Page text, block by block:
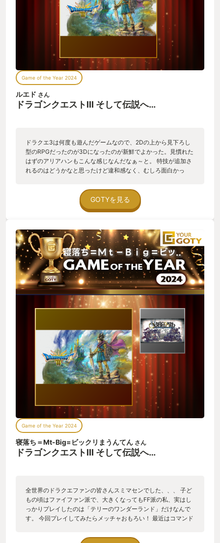
Game of the Year 2024
ルエド さん
ドラゴンクエストIII そして伝説へ…
ドラクエ3は何度も遊んだゲームなので、2Dの上から見下ろし
型のRPGだったのが3Dになったのが新鮮でよかった。見慣れた
はずのアリアハンもこんな感じなんだなぁ～と。 特技が追加さ
れるのはどうかなと思ったけど違和感なく、むしろ面白かっ
エンディングのアレだったり驚きも多かった。 隠しダンジョン
の一部に思うところありだったけど、知恵と工夫で攻略できた
し普段やらない立ち回りで面白かった。 あととりあえずまもの
GOTYを見る
Game of the Year 2024
寝落ち＝Mt-Big=ビックリまうんてん さん
ドラゴンクエストIII そして伝説へ…
全世界のドラクエファンの皆さんスミマセンでした、、、 子ど
もの頃はファイファン派で、大きくなってもFF派の私、実はし
っかりプレイしたのは「テリーのワンダーランド」だけなんで
す。 今回プレイしてみたらメッチャおもろい！ 最近はコマンド
だよネ感がビンビン！ ルイーダの酒場での仲間のキャラクリで